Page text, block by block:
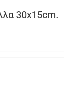
30x15cm.